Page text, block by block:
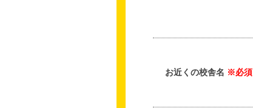
お近くの校舎名 ※必須